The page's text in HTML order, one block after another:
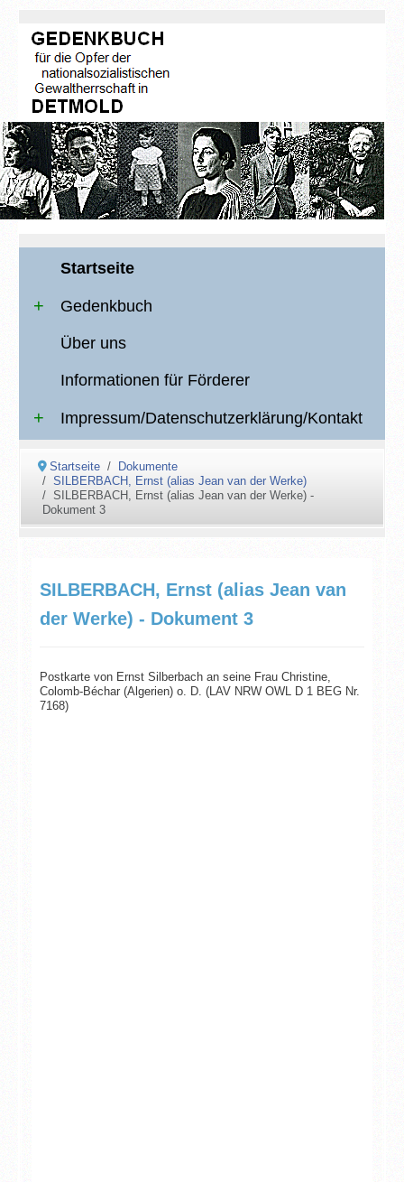
Startseite
Gedenkbuch
Über uns
Informationen für Förderer
Impressum/Datenschutzerklärung/Kontakt
Startseite
Dokumente
SILBERBACH, Ernst (alias Jean van der Werke)
SILBERBACH, Ernst (alias Jean van der Werke) -
Dokument 3
SILBERBACH, Ernst (alias Jean van
der Werke) - Dokument 3
Postkarte von Ernst Silberbach an seine Frau Christine,
Colomb-Béchar (Algerien) o. D. (LAV NRW OWL D 1 BEG Nr.
7168)